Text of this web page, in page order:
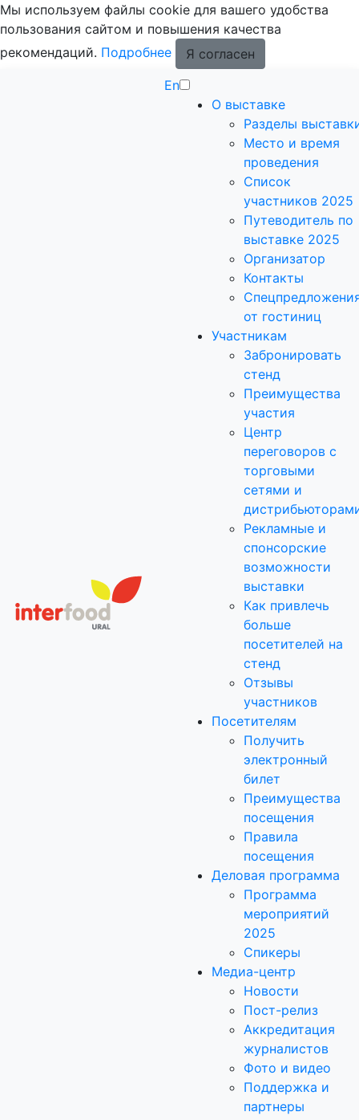
Мы используем файлы cookie для вашего удобства
пользования сайтом и повышения качества
рекомендаций. Подробнее
Я согласен
En
О выставке
Разделы
Место и время
проведения
Список
участников 2025
Путеводитель по
выставке 2025
Организатор
Контакты
от гостиниц
Участникам
Забронировать
стенд
Преимущества
участия
Центр
переговоров с
торговыми
сетями и
Рекламные и
спонсорские
возможности
выставки
Как привлечь
больше
посетителей на
стенд
Отзывы
участников
Посетителям
Получить
электронный
билет
Преимущества
посещения
Правила
посещения
Деловая программа
Программа
мероприятий
2025
Спикеры
Медиа-центр
Новости
Пост-релиз
Аккредитация
журналистов
Фото и видео
Поддержка и
партнеры